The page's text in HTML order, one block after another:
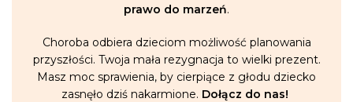
prawo do marzeń.
Choroba odbiera dzieciom możliwość planowania
przyszłości. Twoja mała rezygnacja to wielki prezent.
Masz moc sprawienia, by cierpiące z głodu dziecko
zasnęło dziś nakarmione. Dołącz do nas!